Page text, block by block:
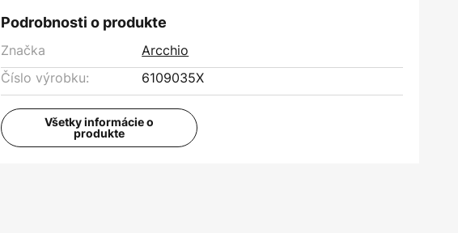
Podrobnosti o produkte
Značka
Arcchio
Číslo výrobku:
6109035X
Všetky informácie o
produkte